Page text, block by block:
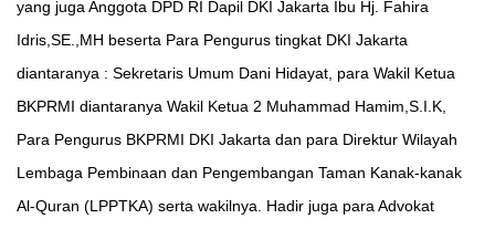
yang juga Anggota DPD RI Dapil DKI Jakarta Ibu Hj. Fahira
Idris,SE.,MH beserta Para Pengurus tingkat DKI Jakarta
diantaranya : Sekretaris Umum Dani Hidayat, para Wakil Ketua
BKPRMI diantaranya Wakil Ketua 2 Muhammad Hamim,S.I.K,
Para Pengurus BKPRMI DKI Jakarta dan para Direktur Wilayah
Lembaga Pembinaan dan Pengembangan Taman Kanak-kanak
Al-Quran (LPPTKA) serta wakilnya. Hadir juga para Advokat